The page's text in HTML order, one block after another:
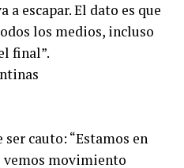
escapar. El dato es que
los medios, incluso
final”.
cauto: “Estamos en
vemos movimiento